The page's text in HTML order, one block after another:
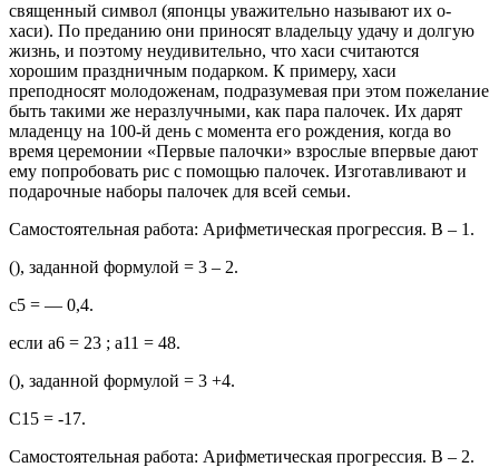
священный символ (японцы уважительно называют их о-
хаси). По преданию они приносят владельцу удачу и долгую
жизнь, и поэтому неудивительно, что хаси считаются
хорошим праздничным подарком. К примеру, хаси
преподносят молодоженам, подразумевая при этом пожелание
быть такими же неразлучными, как пара палочек. Их дарят
младенцу на 100-й день с момента его рождения, когда во
время церемонии «Первые палочки» взрослые впервые дают
ему попробовать рис с помощью палочек. Изготавливают и
подарочные наборы палочек для всей семьи.
Самостоятельная работа: Арифметическая прогрессия. В – 1.
(), заданной формулой = 3 – 2.
с5 = — 0,4.
если а6 = 23 ; а11 = 48.
(), заданной формулой = 3 +4.
С15 = -17.
Самостоятельная работа: Арифметическая прогрессия. В – 2.